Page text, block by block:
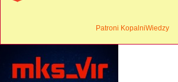
Patroni KopalniWiedzy